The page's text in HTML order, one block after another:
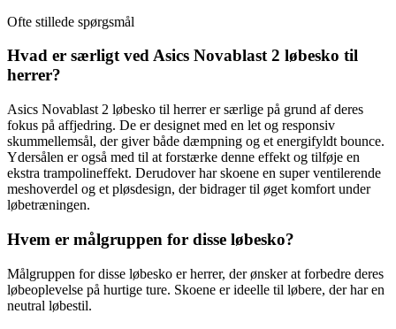
Ofte stillede spørgsmål
Hvad er særligt ved Asics Novablast 2 løbesko til
herrer?
Asics Novablast 2 løbesko til herrer er særlige på grund af deres
fokus på affjedring. De er designet med en let og responsiv
skummellemsål, der giver både dæmpning og et energifyldt bounce.
Ydersålen er også med til at forstærke denne effekt og tilføje en
ekstra trampolineffekt. Derudover har skoene en super ventilerende
meshoverdel og et pløsdesign, der bidrager til øget komfort under
løbetræningen.
Hvem er målgruppen for disse løbesko?
Målgruppen for disse løbesko er herrer, der ønsker at forbedre deres
løbeoplevelse på hurtige ture. Skoene er ideelle til løbere, der har en
neutral løbestil.